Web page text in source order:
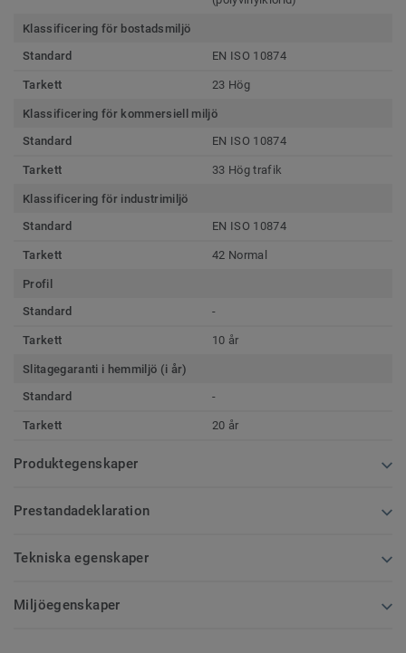
Klassificering för bostadsmiljö
Standard
EN ISO 10874
Tarkett 23 Hög
Klassificering för kommersiell miljö
Standard
EN ISO 10874
Tarkett 33 Hög trafik
Klassificering för industrimiljö
Standard
EN ISO 10874
Tarkett 42 Normal
Profil
Standard
-
Tarkett 10 år
Slitagegaranti i hemmiljö (i år)
Standard
-
Tarkett 20 år
Produktegenskaper
Prestandadeklaration
Tekniska egenskaper
Miljöegenskaper